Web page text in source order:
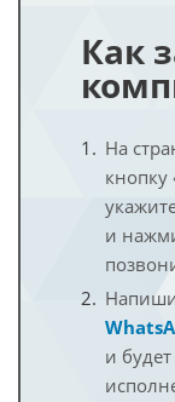
Как
На
кнопку
и
и